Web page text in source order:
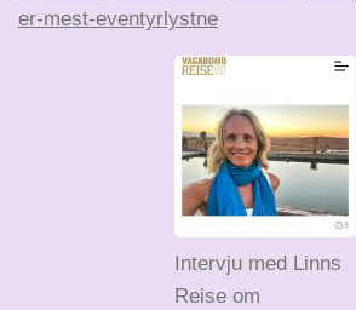
er-mest-eventyrlystne
Intervju med Linns
Reise om